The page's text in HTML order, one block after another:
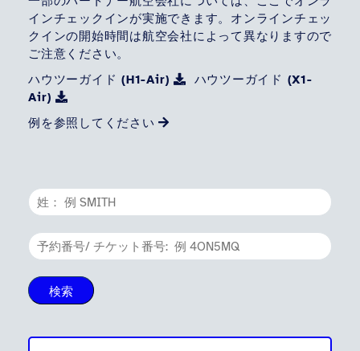
インチェックインが実施できます。オンラインチェッ
クインの開始時間は航空会社によって異なりますので
ご注意ください。
ハウツーガイド (H1-Air)
ハウツーガイド (X1-
Air)
例を参照してください
検索